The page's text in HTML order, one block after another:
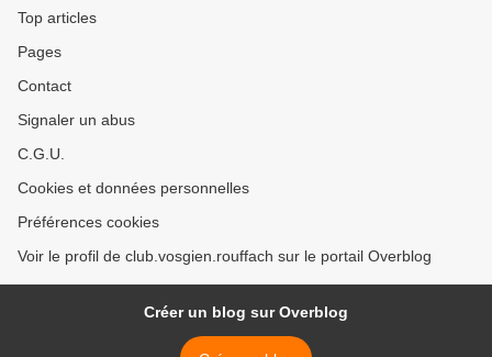
Top articles
Pages
Contact
Signaler un abus
C.G.U.
Cookies et données personnelles
Préférences cookies
Voir le profil de club.vosgien.rouffach sur le portail Overblog
Créer un blog sur Overblog